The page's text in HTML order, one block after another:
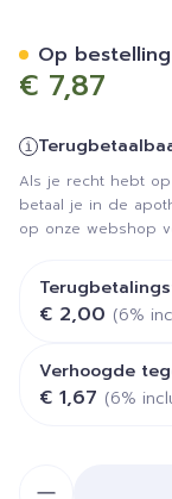
€ 7,87
Als je recht hebt
betaal je in de
op onze webshop
€ 2,00 (6%
Verhoogde
€ 1,67 (6%
Op bestelling